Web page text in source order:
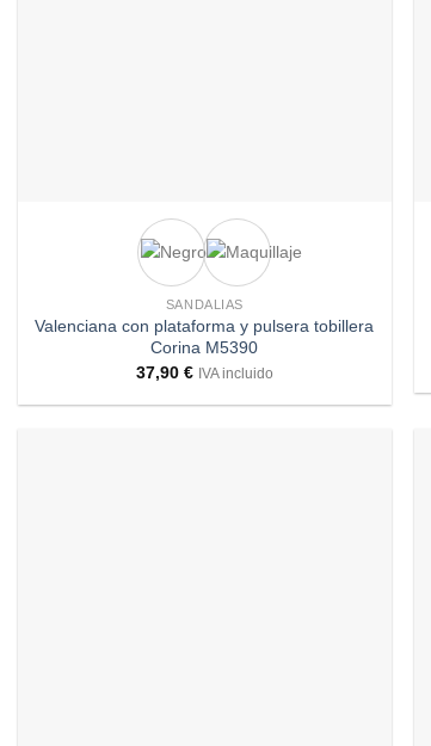
SANDALIAS
Valenciana con plataforma y pulsera tobillera
Corina M5390
37,90 € IVA incluido